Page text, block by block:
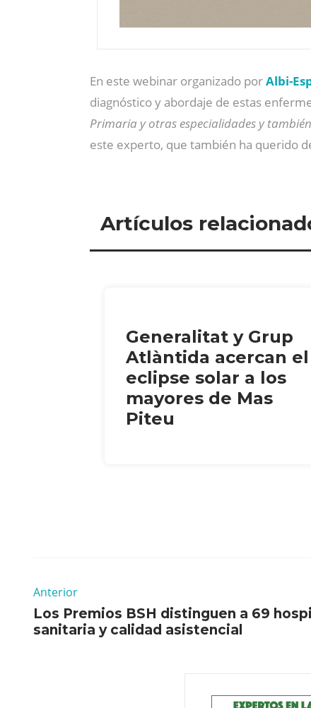
En este webinar organizado porAlbi-
diagnóstico y abordaje de estas
Primaria y otras especialidades y
este experto, que también ha querido
Artículos
Generalitat y Grup
Atlàntida acercan el
eclipse solar a los
mayores de Mas
Piteu
Anterior
Los Premios BSH distinguen a 69
sanitaria y calidad asistencial